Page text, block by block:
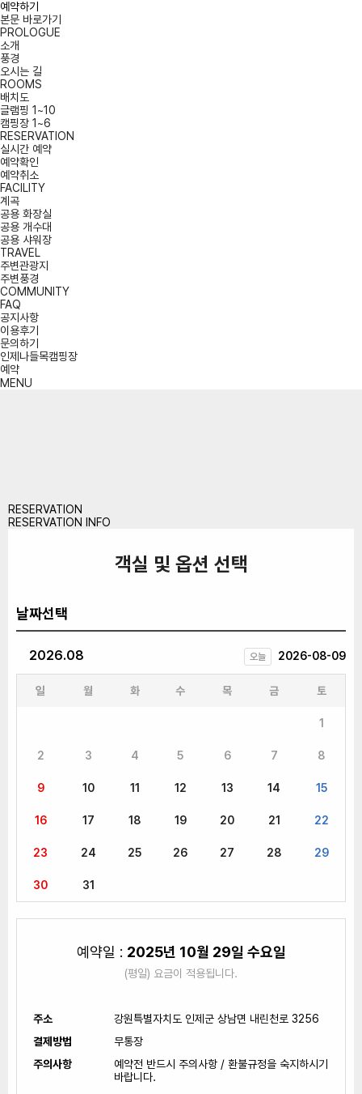
예약하기
본문 바로가기
PROLOGUE
소개
풍경
오시는 길
ROOMS
배치도
글램핑 1~10
캠핑장 1~6
RESERVATION
실시간 예약
예약확인
예약취소
FACILITY
계곡
공용 화장실
공용 개수대
공용 샤워장
TRAVEL
주변관광지
주변풍경
COMMUNITY
FAQ
공지사항
이용후기
문의하기
인제나들목캠핑장
예약
MENU
RESERVATION
RESERVATION INFO
객실 및 옵션 선택
날짜선택
2026.08 오늘 2026-08-09
일 월 화 수 목 금 토
1
2 3 4 5 6 7 8
9 10 11 12 13 14 15
16 17 18 19 20 21 22
23 24 25 26 27 28 29
30 31
예약일 : 2025년 10월 29일 수요일
(평일) 요금이 적용됩니다.
주소
강원특별자치도 인제군 상남면 내린천로 3256
결제방법
무통장
주의사항
예약전 반드시 주의사항 / 환불규정을 숙지하시기
바랍니다.